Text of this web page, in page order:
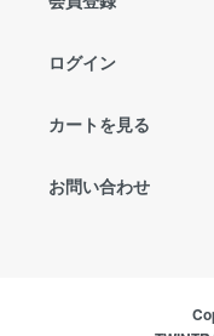
ログイン
カートを見る
お問い合わせ